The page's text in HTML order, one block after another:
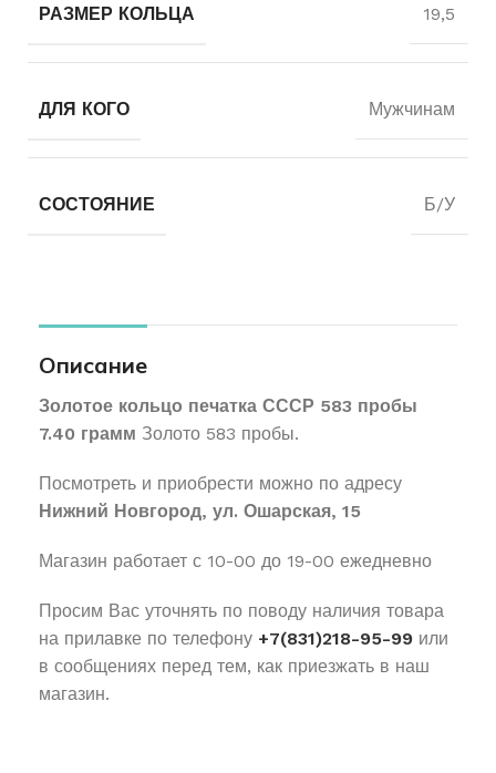
РАЗМЕР КОЛЬЦА 19,5
ДЛЯ КОГО Мужчинам
СОСТОЯНИЕ Б/У
Описание
Золотое кольцо печатка СССР 583 пробы
7.40 грамм Золото 583 пробы.
Посмотреть и приобрести можно по адресу
Нижний Новгород, ул. Ошарская, 15
Магазин работает с 10-00 до 19-00 ежедневно
Просим Вас уточнять по поводу наличия товара
на прилавке по телефону +7(831)218-95-99 или
в сообщениях перед тем, как приезжать в наш
магазин.